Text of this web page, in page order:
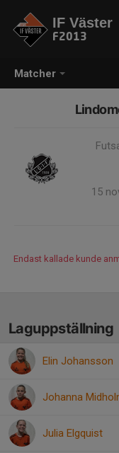
Matcher
IF Väster
F2013
15
Endast kallade kunde
Laguppställning
Elin Johansson
Johanna
Julia Elgquist